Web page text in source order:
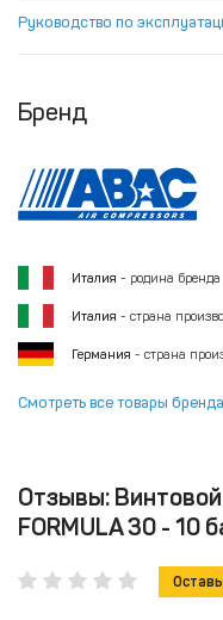
Руководство по
Бренд
Италия - родина бренда
Италия - страна
Германия - страна
Смотреть все товары бренда
Отзывы:
FORMULA 30 - 10